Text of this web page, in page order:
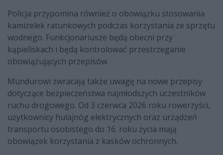
Policja przypomina również o obowiązku stosowania
kamizelek ratunkowych podczas korzystania ze sprzętu
wodnego. Funkcjonariusze będą obecni przy
kąpieliskach i będą kontrolować przestrzeganie
obowiązujących przepisów.
Mundurowi zwracają także uwagę na nowe przepisy
dotyczące bezpieczeństwa najmłodszych uczestników
ruchu drogowego. Od 3 czerwca 2026 roku rowerzyści,
użytkownicy hulajnóg elektrycznych oraz urządzeń
transportu osobistego do 16. roku życia mają
obowiązek korzystania z kasków ochronnych.